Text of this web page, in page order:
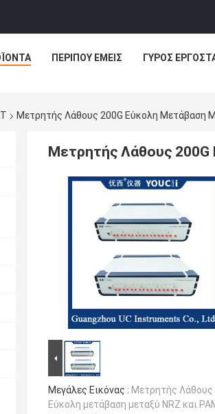
ΠΕΡΊΠΟΥ ΕΜΕΊΣ ΓΎΡΟΣ
Μετρητής Λάθους 200G Εύκολη Μετάβαση
Μετρητής Λάθους 200G
Μεγάλες Εικόνας : Μετρητής Λάθους
Εύκολη μετάβαση μεταξύ NRZ και